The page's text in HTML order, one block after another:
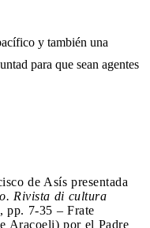
y también una
para que sean agentes
de Asís presentada
Rivista di cultura
pp. 7-35 – Frate
Aracoeli) por el Padre